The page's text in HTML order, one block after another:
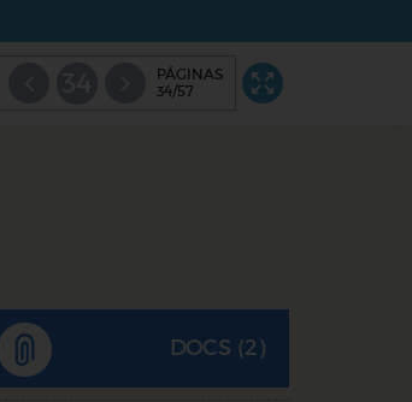
PÁGINAS
34/57
DOCS (2)